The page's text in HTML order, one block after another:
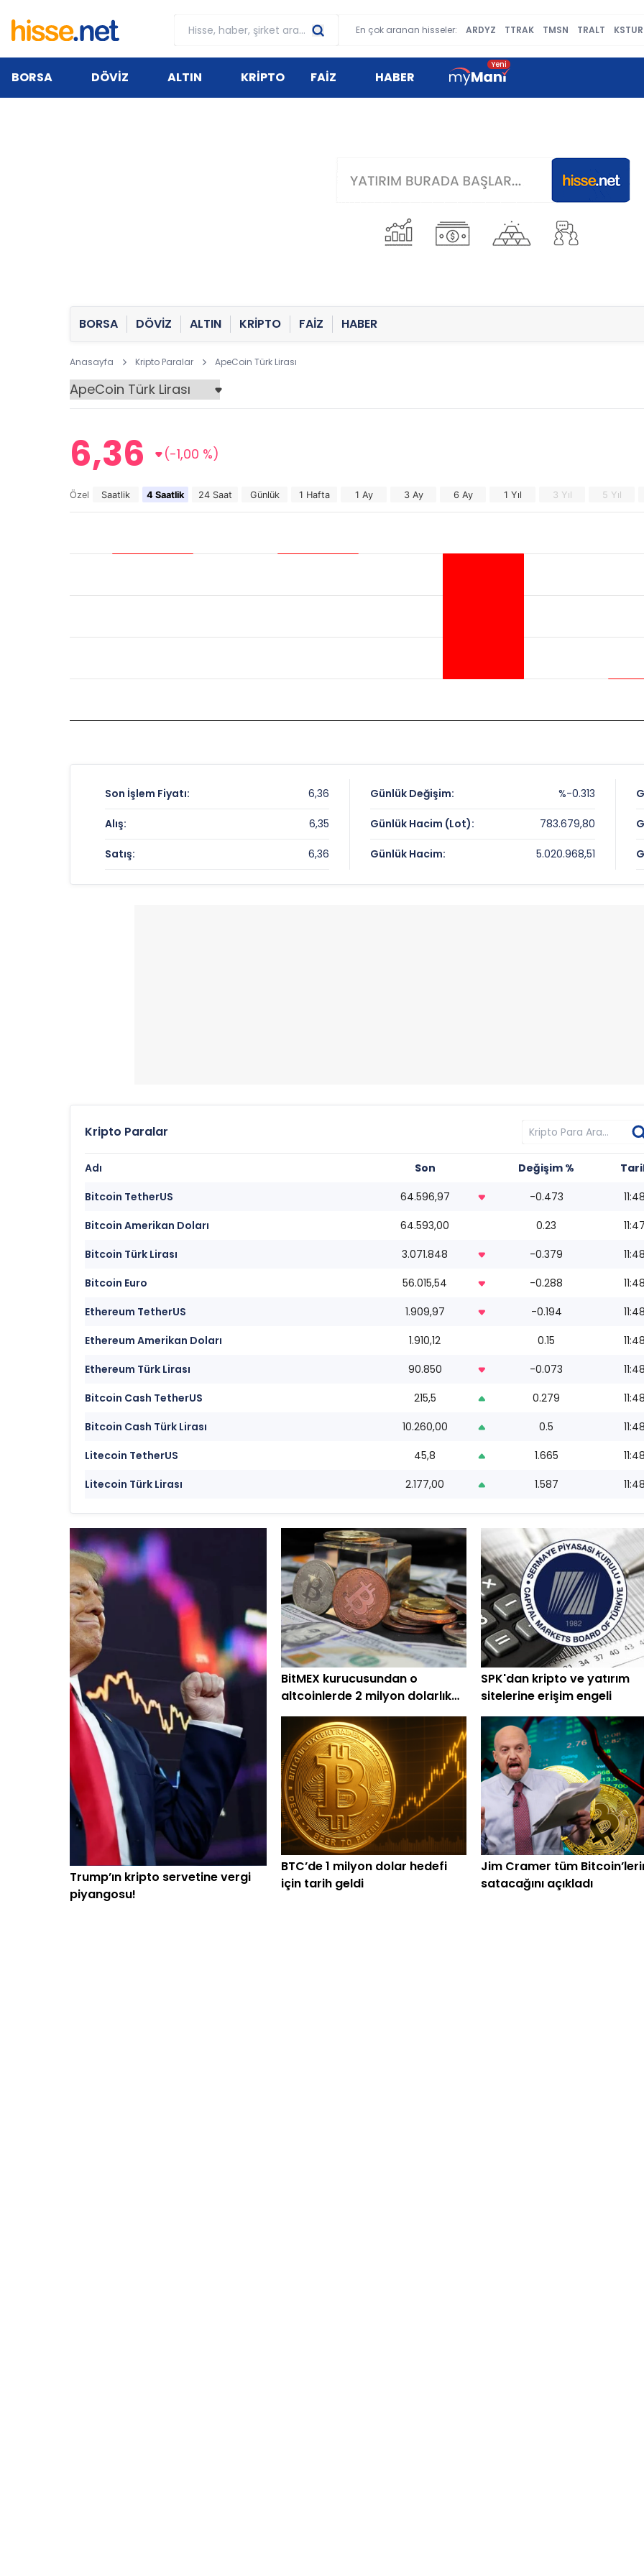
En çok aranan hisseler: ARDYZ TTRAK TMSN TRALT KSTUR
BORSA DÖVİZ ALTIN KRİPTO FAİZ HABER
BORSA DÖVİZ ALTIN KRİPTO FAİZ HABER
Anasayfa Kripto Paralar ApeCoin Türk Lirası
6,36 (-1,00 %)
Özel Saatlik 4 Saatlik 24 Saat Günlük 1 Hafta 1 Ay 3 Ay 6 Ay 1 Yıl 3 Yıl 5 Yıl
Son İşlem Fiyatı: 6,36
Alış: 6,35
Satış: 6,36
Günlük Değişim: %-0.313
Günlük Hacim (Lot): 783.679,80
Günlük Hacim: 5.020.968,51
Kripto Paralar
Adı Son Değişim %
Bitcoin TetherUS
64.596,97 -0.473
11:48
Bitcoin Amerikan Doları
64.593,00 0.23
11:47
Bitcoin Türk Lirası
3.071.848 -0.379
11:48
Bitcoin Euro
56.015,54 -0.288
11:48
Ethereum TetherUS
1.909,97 -0.194
11:48
Ethereum Amerikan Doları
1.910,12 0.15
11:48
Ethereum Türk Lirası
90.850 -0.073
11:48
Bitcoin Cash TetherUS
215,5 0.279
11:48
Bitcoin Cash Türk Lirası
10.260,00 0.5
11:48
Litecoin TetherUS
45,8 1.665
11:48
Litecoin Türk Lirası
2.177,00 1.587 11:48
Trump’ın kripto servetine vergi
piyangosu!
BitMEX kurucusundan o
altcoinlerde 2 milyon dolarlık
alım
SPK'dan kripto ve yatırım
sitelerine erişim engeli
BTC’de 1 milyon dolar hedefi
için tarih geldi
Jim Cramer tüm
satacağını açıkladı